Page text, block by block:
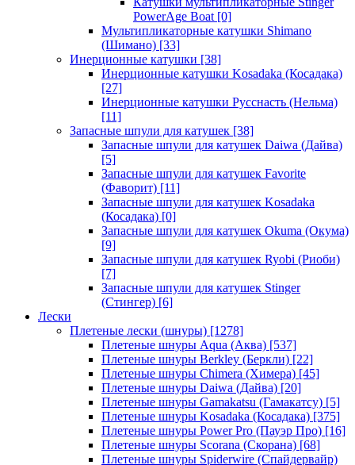
PowerAge Boat [0]
Мультипликаторные катушки Shimano
(Шимано) [33]
Инерционные катушки [38]
Инерционные катушки Kosadaka (Косадака)
[27]
Инерционные катушки Русснасть (Нельма)
[11]
Запасные шпули для катушек [38]
Запасные шпули для катушек Daiwa (Дайва)
[5]
Запасные шпули для катушек Favorite
(Фаворит) [11]
Запасные шпули для катушек Kosadaka
(Косадака) [0]
Запасные шпули для катушек Okuma (Окума)
[9]
Запасные шпули для катушек Ryobi (Риоби)
[7]
Запасные шпули для катушек Stinger
(Стингер) [6]
Лески
Плетеные лески (шнуры) [1278]
Плетеные шнуры Aqua (Аква) [537]
Плетеные шнуры Berkley (Беркли) [22]
Плетеные шнуры Chimera (Химера) [45]
Плетеные шнуры Daiwa (Дайва) [20]
Плетеные шнуры Gamakatsu (Гамакатсу) [5]
Плетеные шнуры Kosadaka (Косадака) [375]
Плетеные шнуры Power Pro (Пауэр Про) [16]
Плетеные шнуры Scorana (Скорана) [68]
Плетеные шнуры Spiderwire (Спайдервайр)